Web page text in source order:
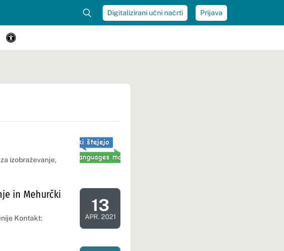
Digitalizirani učni načrti Prijava
izobraževanje,
in Mehurčki
Kontakt:
13
APR. 2021
Dan dogodka: 13. 04. 2021